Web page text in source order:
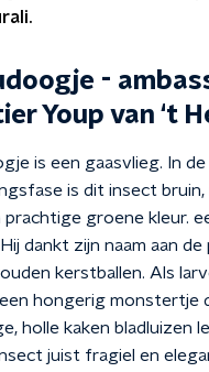
-
Youp van ‘t
is een gaasvlieg. In de
is dit insect bruin,
prachtige groene kleur.
dankt zijn naam aan
kerstballen. Als
hongerig monstertje
holle kaken bladluizen
juist fragiel en